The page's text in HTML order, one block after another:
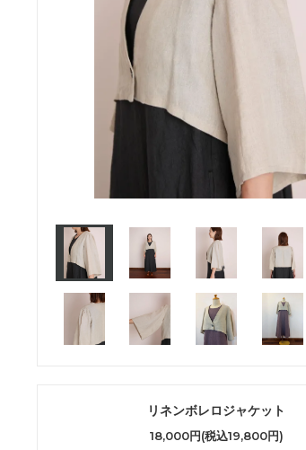
リネンボレロジャケット
18,000円(税込19,800円)